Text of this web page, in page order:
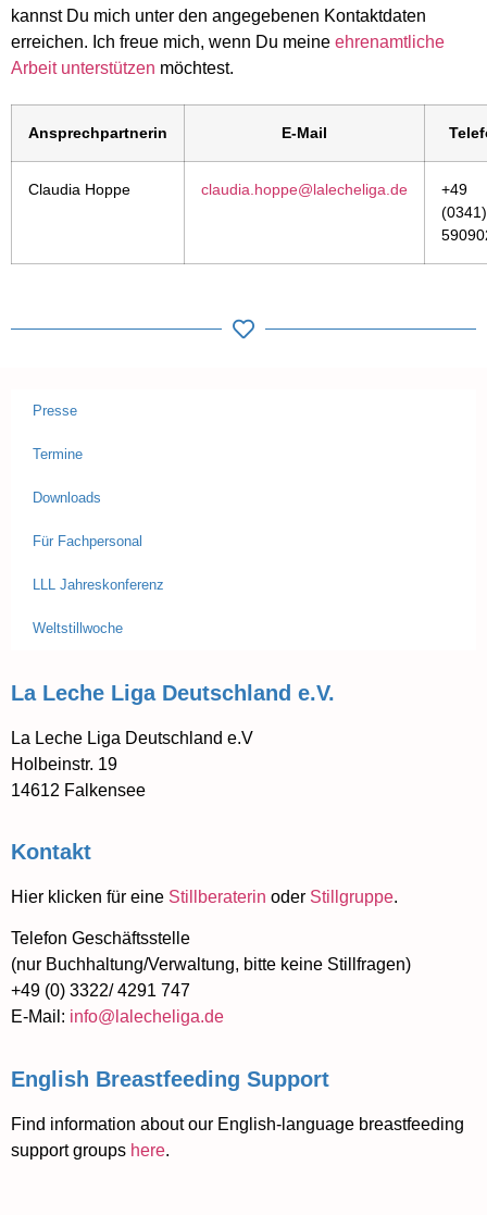
kannst Du mich unter den angegebenen Kontaktdaten
erreichen. Ich freue mich, wenn Du meine ehrenamtliche
Arbeit unterstützen möchtest.
Ansprechpartnerin E-Mail
Claudia Hoppe claudia.hoppe@lalecheliga.de
+49
(0341)
Presse
Termine
Downloads
Für Fachpersonal
LLL Jahreskonferenz
Weltstillwoche
La Leche Liga Deutschland e.V.
La Leche Liga Deutschland e.V
Holbeinstr. 19
14612 Falkensee
Kontakt
Hier klicken für eine Stillberaterin oder Stillgruppe.
Telefon Geschäftsstelle
(nur Buchhaltung/Verwaltung, bitte keine Stillfragen)
+49 (0) 3322/ 4291 747
E-Mail: info@lalecheliga.de
English Breastfeeding Support
Find information about our English-language breastfeeding
support groups here.